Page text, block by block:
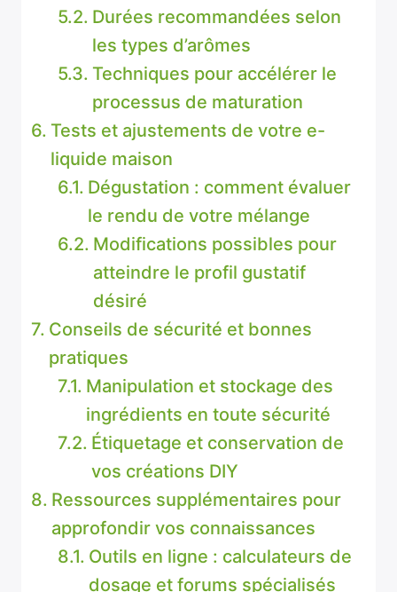
Durées recommandées selon
les types d’arômes
Techniques pour accélérer le
processus de maturation
Tests et ajustements de votre e-
liquide maison
Dégustation : comment évaluer
le rendu de votre mélange
Modifications possibles pour
atteindre le profil gustatif
désiré
Conseils de sécurité et bonnes
pratiques
Manipulation et stockage des
ingrédients en toute sécurité
Étiquetage et conservation de
vos créations DIY
Ressources supplémentaires pour
approfondir vos connaissances
Outils en ligne : calculateurs de
dosage et forums spécialisés